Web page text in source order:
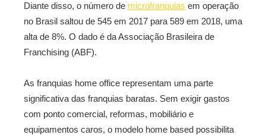
Diante disso, o número de microfranquias em operação
no Brasil saltou de 545 em 2017 para 589 em 2018, uma
alta de 8%. O dado é da Associação Brasileira de
Franchising (ABF).
As franquias home office representam uma parte
significativa das franquias baratas. Sem exigir gastos
com ponto comercial, reformas, mobiliário e
equipamentos caros, o modelo home based possibilita